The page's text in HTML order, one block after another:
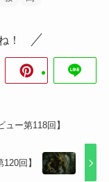
！
ー第118回】
回】